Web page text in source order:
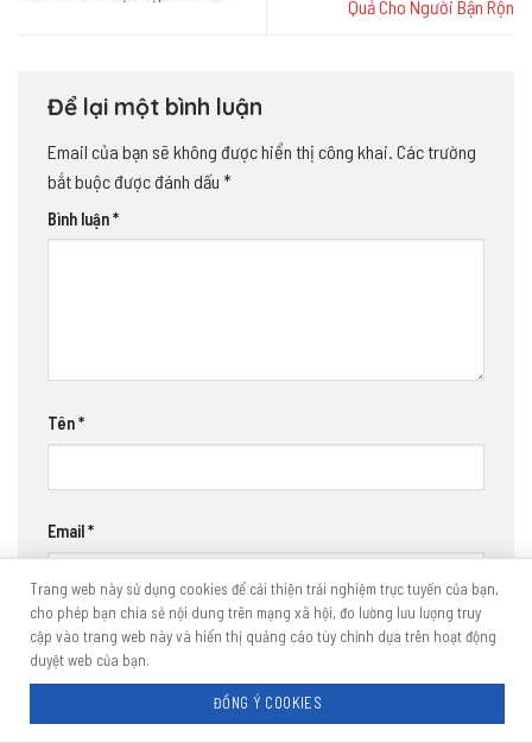
0973.407.555
Quả Cho Người Bận Rộn
Để lại một bình luận
Email của bạn sẽ không được hiển thị công khai. Các trường
bắt buộc được đánh dấu *
Bình luận*
Tên*
Email*
Trang web
Trang web này sử dụng cookies để cải thiện trải nghiệm trực tuyến của bạn,
cho phép bạn chia sẻ nội dung trên mạng xã hội, đo lường lưu lượng truy
cập vào trang web này và hiển thị quảng cáo tùy chỉnh dựa trên hoạt động
duyệt web của bạn.
ĐỒNG Ý COOKIES